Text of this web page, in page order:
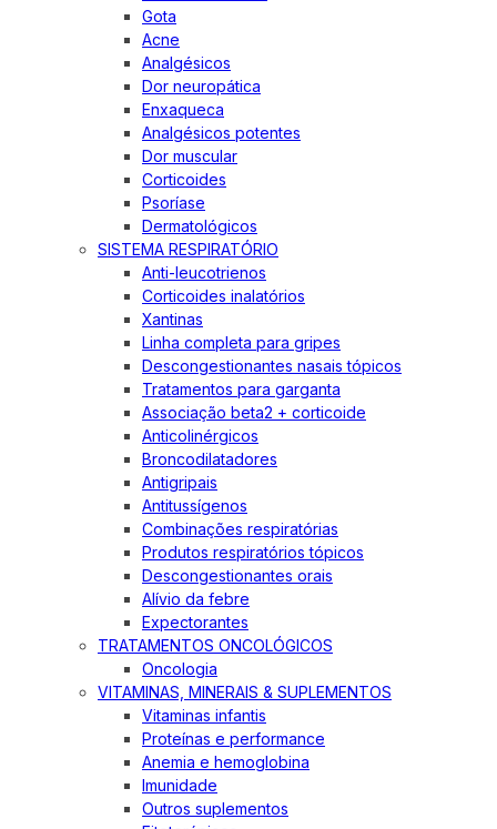
Gota
Acne
Analgésicos
Dor neuropática
Enxaqueca
Analgésicos potentes
Dor muscular
Corticoides
Psoríase
Dermatológicos
SISTEMA RESPIRATÓRIO
Anti-leucotrienos
Corticoides inalatórios
Xantinas
Linha completa para gripes
Descongestionantes nasais tópicos
Tratamentos para garganta
Associação beta2 + corticoide
Anticolinérgicos
Broncodilatadores
Antigripais
Antitussígenos
Combinações respiratórias
Produtos respiratórios tópicos
Descongestionantes orais
Alívio da febre
Expectorantes
TRATAMENTOS ONCOLÓGICOS
Oncologia
VITAMINAS, MINERAIS & SUPLEMENTOS
Vitaminas infantis
Proteínas e performance
Anemia e hemoglobina
Imunidade
Outros suplementos